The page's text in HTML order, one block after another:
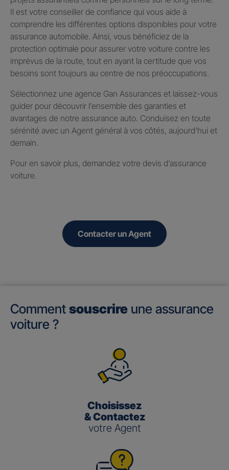
Il est votre conseiller de confiance qui vous aide à
comprendre les différentes options disponibles pour votre
assurance automobile. Ainsi, vous bénéficiez de la
protection optimale pour assurer votre voiture contre les
imprévus de la route, tout en ayant la certitude que vos
besoins sont toujours au centre de nos préoccupations.
Sélectionnez une agence Gan Assurances et laissez-vous
guider pour découvrir l’ensemble des garanties et
avantages de notre assurance auto. Conduisez en toute
sérénité avec un Agent général à vos côtés, aujourd’hui et
demain.
Pour en savoir plus, demandez votre devis d’assurance
voiture.
Contacter un Agent
Comment souscrire une assurance
voiture ?
Choisissez
& Contactez
votre Agent